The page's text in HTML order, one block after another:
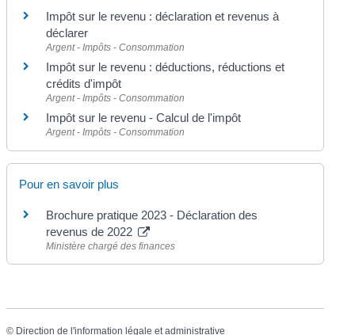
Impôt sur le revenu : déclaration et revenus à
déclarer
Argent - Impôts - Consommation
Impôt sur le revenu : déductions, réductions et
crédits d'impôt
Argent - Impôts - Consommation
Impôt sur le revenu - Calcul de l'impôt
Argent - Impôts - Consommation
Pour en savoir plus
Brochure pratique 2023 - Déclaration des
revenus de 2022
Ministère chargé des finances
© Direction de l'information légale et administrative